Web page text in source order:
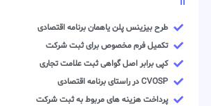
طرح بیزینس پلن یاهمان برنامه اقتصادی
تکمیل فرم مخصوص برای ثبت شرکت
کپی برابر اصل گواهی ثبت علامت تجاری
CVOSP در راستای برنامه اقتصادی
پرداخت هزینه های مربوط به ثبت شرکت